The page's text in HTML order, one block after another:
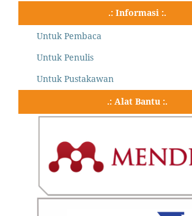
.: Informasi :.
Untuk Pembaca
Untuk Penulis
Untuk Pustakawan
.: Alat Bantu :.